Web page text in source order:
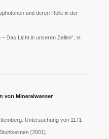
und deren Rolle in der
Das Licht in unseren Zellen“, in
von Mineralwasser
Untersuchung von 1171
(2001).